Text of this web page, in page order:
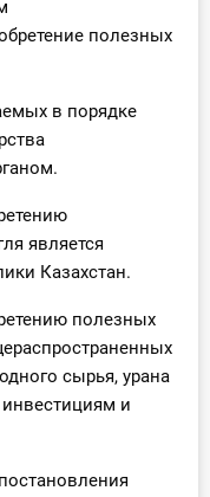
полезных
в порядке
является
Казахстан.
полезных
сырья, урана
инвестициям и